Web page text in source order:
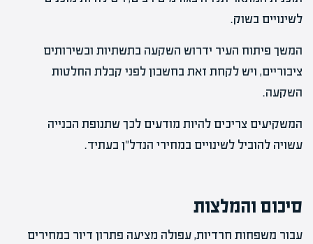
לשינויים בשוק.
המשך פיתוח העיר ידרוש השקעה בתשתיות ובשירותים
ציבוריים, ויש לקחת זאת בחשבון לפני קבלת החלטות
השקעה.
המשקיעים צריכים להיות מודעים לכך שתנופת הבנייה
עשויה להוביל לשינויים במחירי הנדל"ן בעתיד.
סיכום והמלצות
עבור משפחות חרדיות, עפולה מציעה פתרון דיור במחירים